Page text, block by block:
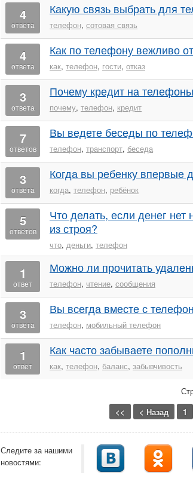
4
ответа
Какую связь выбрать для
телефон, сотовая связь
4
ответа
Как по телефону вежливо
как, телефон, гости, отказ
3
ответа
Почему кредит на
почему, телефон, кредит
7
ответов
Вы ведете беседы по
телефон, транспорт, беседа
3
ответа
Когда вы ребенку впервые
когда, телефон, ребёнок
5
ответов
Что делать, если денег
из строя?
что, деньги, телефон
1
ответ
Можно ли прочитать
телефон, чтение, сообщения
3
ответа
Вы всегда вместе с
телефон, мобильный телефон
1
ответ
Как часто забываете
как, телефон, баланс, забывчивость
<<
< Назад 1
Следите за нашими
новостями: